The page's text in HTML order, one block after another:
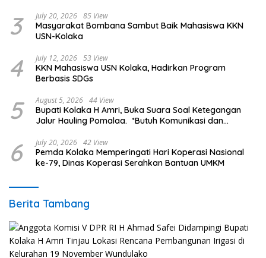
Wundulako
3 July 20, 2026 85 View
Masyarakat Bombana Sambut Baik Mahasiswa KKN
USN-Kolaka
4 July 12, 2026 53 View
KKN Mahasiswa USN Kolaka, Hadirkan Program
Berbasis SDGs
5 August 5, 2026 44 View
Bupati Kolaka H Amri, Buka Suara Soal Ketegangan
Jalur Hauling Pomalaa. *Butuh Komunikasi dan
6 July 20, 2026 42 View
Pemda Kolaka Memperingati Hari Koperasi Nasional
ke-79, Dinas Koperasi Serahkan Bantuan UMKM
Berita Tambang